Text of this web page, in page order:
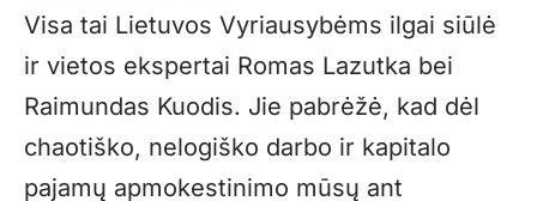
Visa tai Lietuvos Vyriausybėms ilgai siūlė
ir vietos ekspertai Romas Lazutka bei
Raimundas Kuodis. Jie pabrėžė, kad dėl
chaotiško, nelogiško darbo ir kapitalo
pajamų apmokestinimo mūsų ant